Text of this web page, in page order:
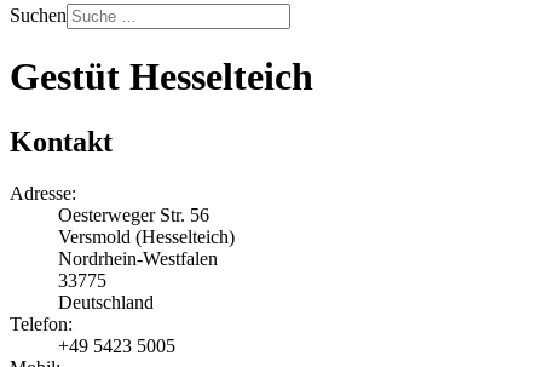
Suchen
Gestüt Hesselteich
Kontakt
Adresse:
Oesterweger Str. 56
Versmold (Hesselteich)
Nordrhein-Westfalen
33775
Deutschland
Telefon:
+49 5423 5005